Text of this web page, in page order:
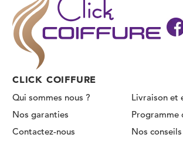
CLICK COIFFURE
Qui sommes nous ?
Livraison et
Nos garanties
Programme
Contactez-nous
Nos